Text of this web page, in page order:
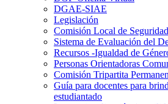
DGAE-SIAE
Legislación
Comisión Local de Seguridad
Sistema de Evaluación del
Recursos -Igualdad de
Personas Orientadoras
Comisión Tripartita
Guía para docentes para
estudiantado